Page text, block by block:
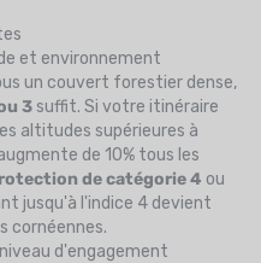
et environnement
un couvert forestier dense,
3suffit. Si votre itinéraire
altitudes supérieures à
de 10% tous les
de catégorie 4 ou
jusqu'à l'indice 4 devient
cornéennes.
d'engagement